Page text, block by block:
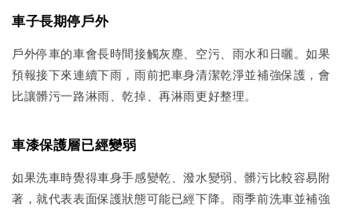
車子長期停戶外
戶外停車的車會長時間接觸灰塵、空污、雨水和日曬。如果
預報接下來連續下雨，雨前把車身清潔乾淨並補強保護，會
比讓髒污一路淋雨、乾掉、再淋雨更好整理。
車漆保護層已經變弱
如果洗車時覺得車身手感變乾、潑水變弱、髒污比較容易附
著，就代表表面保護狀態可能已經下降。雨季前洗車並補強